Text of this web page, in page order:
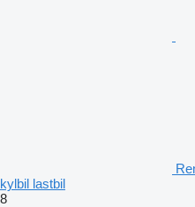
kylbil lastbil
8